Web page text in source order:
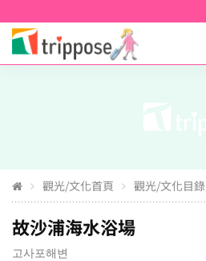
觀光/文化首頁 觀光/文化目錄
故沙浦海水浴場
고사포해변